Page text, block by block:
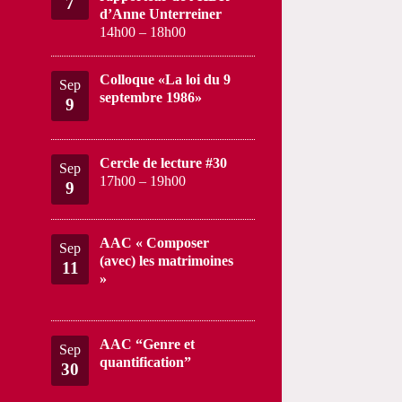
d’Anne Unterreiner
14h00 – 18h00
Sep
9
Colloque «La loi du 9
septembre 1986»
Sep
9
Cercle de lecture #30
17h00 – 19h00
Sep
11
AAC « Composer
(avec) les matrimoines
»
Sep
30
AAC “Genre et
quantification”